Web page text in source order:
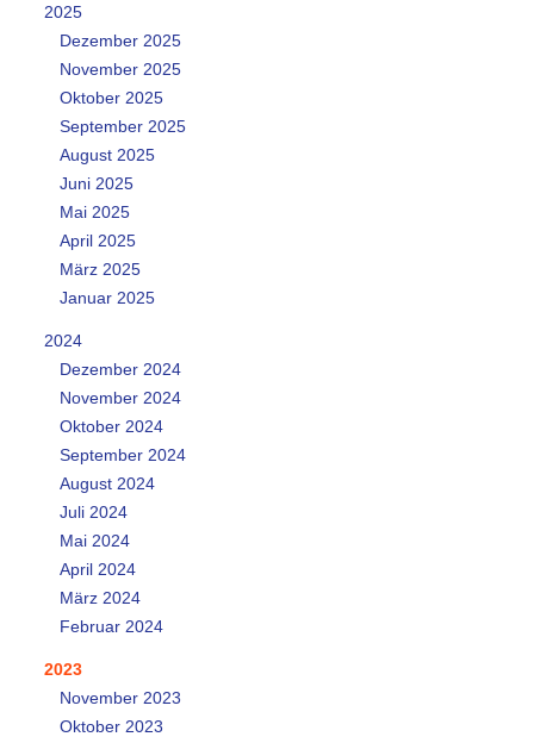
2025
Dezember 2025
November 2025
Oktober 2025
September 2025
August 2025
Juni 2025
Mai 2025
April 2025
März 2025
Januar 2025
2024
Dezember 2024
November 2024
Oktober 2024
September 2024
August 2024
Juli 2024
Mai 2024
April 2024
März 2024
Februar 2024
2023
November 2023
Oktober 2023